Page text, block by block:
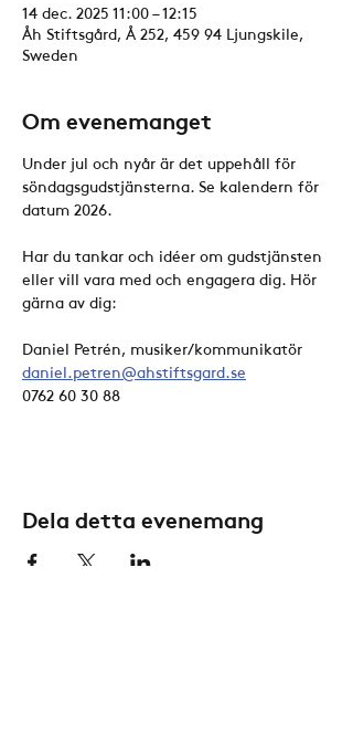
14 dec. 2025 11:00 – 12:15
Åh Stiftsgård, Å 252, 459 94 Ljungskile,
Sweden
Om evenemanget
Under jul och nyår är det uppehåll för
söndagsgudstjänsterna. Se kalendern för
datum 2026.
Har du tankar och idéer om gudstjänsten
eller vill vara med och engagera dig. Hör
gärna av dig:
Daniel Petrén, musiker/kommunikatör
daniel.petren@ahstiftsgard.se
0762 60 30 88
Dela detta evenemang